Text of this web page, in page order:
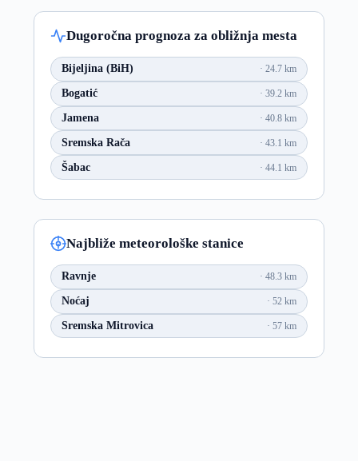
Dugoročna prognoza za obližnja mesta
Bijeljina (BiH) 24.7 km
Bogatić 39.2 km
Jamena 40.8 km
Sremska Rača 43.1 km
Šabac 44.1 km
Najbliže meteorološke stanice
Ravnje 48.3 km
Noćaj 52 km
Sremska Mitrovica 57 km